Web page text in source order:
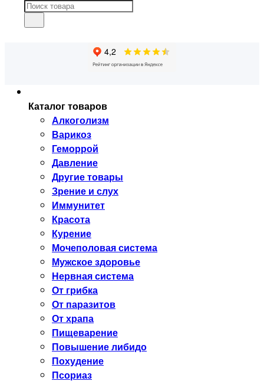
Каталог товаров
Алкоголизм
Варикоз
Геморрой
Давление
Другие товары
Зрение и слух
Иммунитет
Красота
Курение
Мочеполовая система
Мужское здоровье
Нервная система
От грибка
От паразитов
От храпа
Пищеварение
Повышение либидо
Похудение
Псориаз